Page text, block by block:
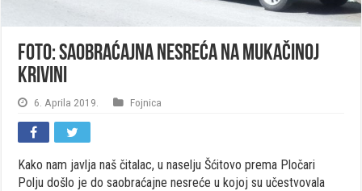
FOTO: Saobraćajna nesreća na Mukačinoj
krivini
6. Aprila 2019. Fojnica
Kako nam javlja naš čitalac, u naselju Šćitovo prema Pločari
Polju došlo je do saobraćajne nesreće u kojoj su učestvovala